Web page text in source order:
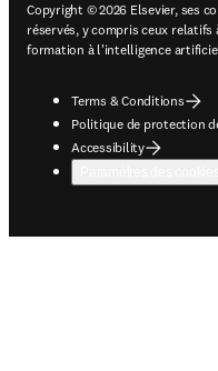
Copyright © 2026 Elsevier, ses
réservés, y compris ceux
formation à l'intelligence
Terms & Conditions
Politique de protection
Accessibility